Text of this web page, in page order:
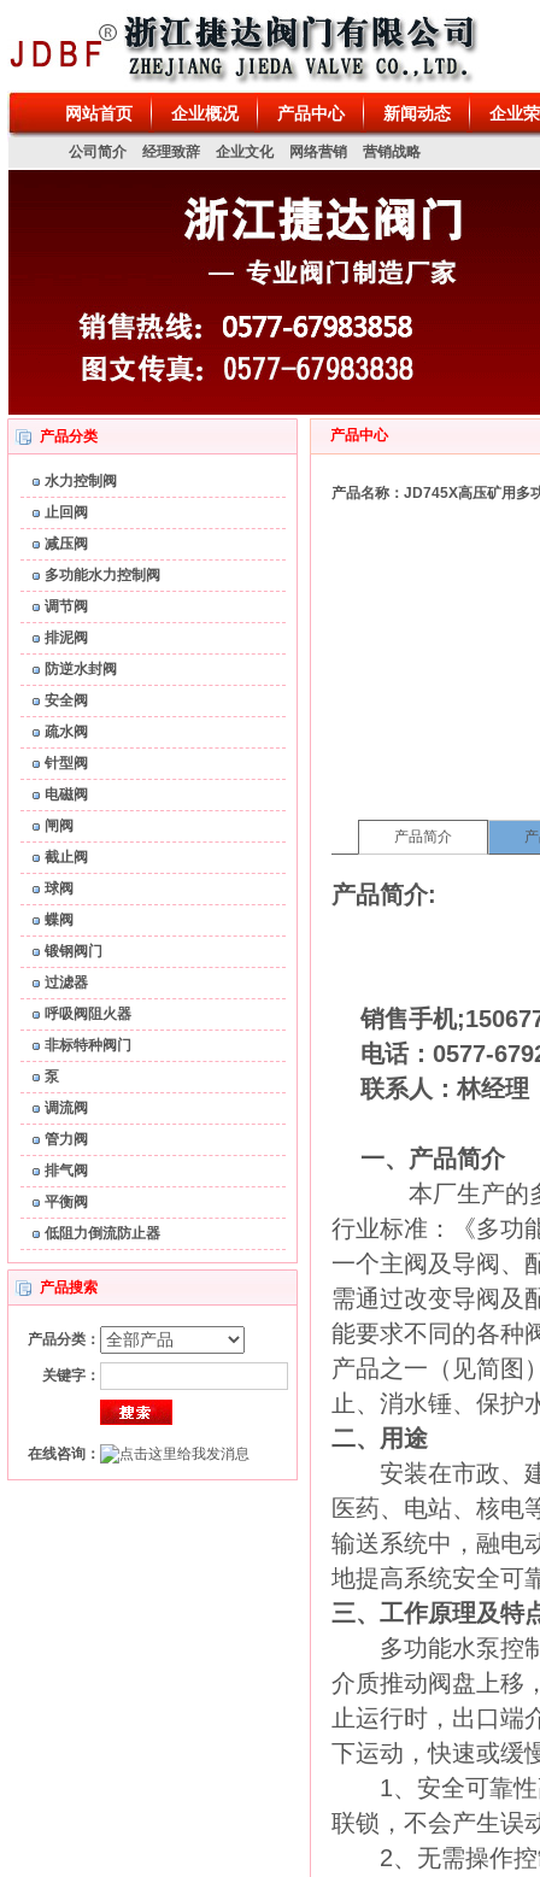
调节阀、疏水阀、减压阀、排泥阀、电磁阀、排污阀、排气阀、
网站首页 企业概况 产品中心 新闻动态 企业
公司简介 经理致辞 企业文化 网络营销 营销战略
产品分类
水力控制阀
止回阀
减压阀
多功能水力控制阀
调节阀
排泥阀
防逆水封阀
安全阀
疏水阀
针型阀
电磁阀
闸阀
截止阀
球阀
蝶阀
锻钢阀门
过滤器
呼吸阀阻火器
非标特种阀门
泵
调流阀
管力阀
排气阀
平衡阀
低阻力倒流防止器
产品搜索
产品分类：
关键字：
在线咨询：
产品中心
产品名称：JD745X高压矿用多
产品简介
产品简介:
销售手机
电话：0577-
联系人：林经理
一、产品简介
本厂生产的多
行业标准：《多功
一个主阀及导阀、
需通过改变导阀及
能要求不同的各种
产品之一（见简图
止、消水锤、保护
二、用途
安装在市政、建
医药、电站、核电
输送系统中，融电
地提高系统安全可
三、工作原理及特
多功能水泵控制
介质推动阀盘上移
止运行时，出口端
下运动，快速或缓
1、安全可靠性
联锁，不会产生误
2、无需操作控